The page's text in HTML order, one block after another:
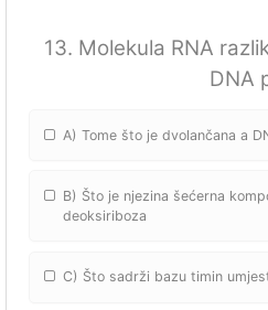
13. Molekula RNA
DNA
A) Tome što je dvolančana a
B) Što je njezina šećerna
deoksiriboza
C) Što sadrži bazu timin